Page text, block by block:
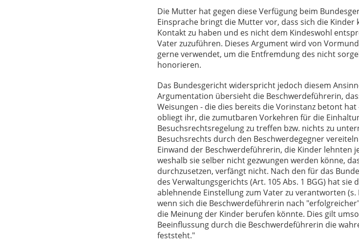
Die Mutter hat gegen diese Verfügung beim
Einsprache bringt die Mutter vor, dass sich die
Kontakt zu haben und es nicht dem Kindeswohl
Vater zuzuführen. Dieses Argument wird von
gerne verwendet, um die Entfremdung des nicht
honorieren.
Das Bundesgericht widerspricht jedoch diesem
Argumentation übersieht die Beschwerdeführerin,
Weisungen - die dies bereits die Vorinstanz betont
obliegt ihr, die zumutbaren Vorkehren für die
Besuchsrechtsregelung zu treffen bzw. nichts zu
Besuchsrechts durch den Beschwerdegegner
Einwand der Beschwerdeführerin, die Kinder lehnten
weshalb sie selber nicht gezwungen werden könne,
durchzusetzen, verfängt nicht. Nach den für das
des Verwaltungsgerichts (Art. 105 Abs. 1 BGG) hat
ablehnende Einstellung zum Vater zu verantworten (s.
wenn sich die Beschwerdeführerin nach
die Meinung der Kinder berufen könnte. Dies gilt
Beeinflussung durch die Beschwerdeführerin die
feststeht."